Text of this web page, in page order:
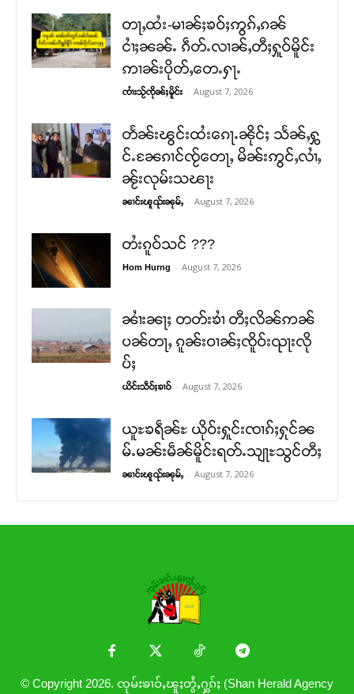
တႃႇထႆး-မၢၼ်ႈၶဝ်ႈဢွၵ်ႇၵၼ်
ငၢႆႈၼၼ်ႉ ၵဵတ်ႉလၢၼ်ႇတီႈႁူဝ်မိူင်း
ဢၢၼ်းပိုတ်ႇတေႉႁႃႉ
ၸၢႆးသႂ်ၸိုၼ်ႈမိူင်း - August 7, 2026
တႅၼ်းၽွင်းထႆးၵေႃႉၼိုင်ႈ သႅၼ်ႇႁွ
င်ႉၼႄၵၢင်ၸႂ်တေႃႇ မိၼ်းဢွင်ႇလၢႆႇ
ၼႂ်းလုမ်းသၽႃး
ၼၢင်းၽူၺ်းၼုမ်ႇ - August 7, 2026
တႆးၵူဝ်သင် ???
Hom Hurng - August 7, 2026
ၼၢႆးၼႃႈ တတ်းၶၢႆ တီႈလိၼ်ဢၼ်
ပၼ်တႃႇ ၵူၼ်းဝၢၼ်ႈၸိူဝ်းၺႃးလို
ပ်ႈ
ယိင်းသဵဝ်ႈၶၢဝ် - August 7, 2026
ယူႊၶရဵၼ်ႊ ယိုဝ်းႁူင်းၸၢၵ်ႈႁုင်ၼ
မ်ႉမၼ်းမဵၼ်မိူင်းရတ်ႉသျႃႊသွင်တီႈ
ၼၢင်းၽူၺ်းၼုမ်ႇ - August 7, 2026
© Copyright 2026. ၸုမ်းၶၢဝ်ႇၽူႈတွႆႇႁွၵ်ႈ (Shan Herald Agency